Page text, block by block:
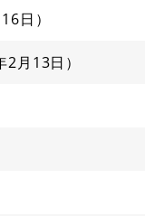
日
2月13日